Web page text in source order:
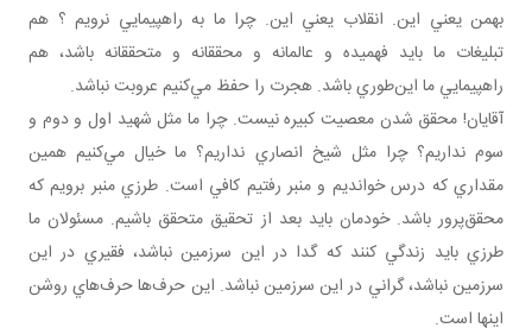
بهمن يعني اين. انقلاب يعني اين. چرا ما به راهپيمايي نرويم ؟ هم
تبليغات ما بايد فهميده و عالمانه و محققانه و متحققانه باشد، هم
راهپيمايي ما اين‌طوري باشد. هجرت را حفظ مي‌کنيم عروبت نباشد.
آقايان! محقق شدن معصيت کبيره نيست. چرا ما مثل شهيد اول و دوم و
سوم نداريم؟ چرا مثل شيخ انصاري نداريم؟ ما خيال مي‌کنيم همين
مقداري که درس خوانديم و منبر رفتيم کافي است. طرزي منبر برويم که
محقق‌پرور باشد. خودمان بايد بعد از تحقيق متحقق باشيم. مسئولان ما
طرزي بايد زندگي کنند که گدا در اين سرزمين نباشد، فقيري در اين
سرزمين نباشد، گراني در اين سرزمين نباشد. اين حرف‌ها حرف‌هاي روشن
اينها است.